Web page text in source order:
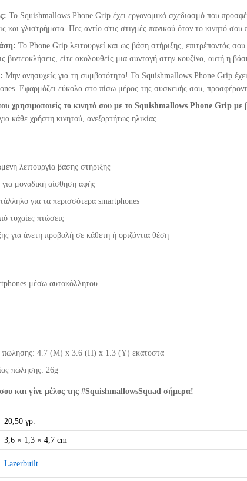
Το Squishmallows Phone Grip έχει εργονομικό σχεδιασμό που
και γλιστρήματα. Πες αντίο στις στιγμές πανικού όταν το κινητό σου
Το Phone Grip λειτουργεί και ως βάση στήριξης, επιτρέποντάς
βιντεοκλήσεις, είτε ακολουθείς μια συνταγή στην κουζίνα, αυτή η
Μην ανησυχείς για τη συμβατότητα! Το Squishmallows Phone Grip
Εφαρμόζει εύκολα στο πίσω μέρος της συσκευής σου,
χρησιμοποιείς το κινητό σου με το Squishmallows Phone Grip με
κάθε χρήστη κινητού, ανεξαρτήτως ηλικίας.
λειτουργία βάσης στήριξης
μοναδική αίσθηση αφής
για τα περισσότερα smartphones
τυχαίες πτώσεις
για άνετη προβολή σε κάθετη ή οριζόντια θέση
μέσω αυτοκόλλητου
πώλησης: 4.7 (Μ) x 3.6 (Π) x 1.3 (Υ) εκατοστά
πώλησης: 26g
και γίνε μέλος της #SquishmallowsSquad σήμερα!
20,50 γρ.
3,6 × 1,3 × 4,7 cm
Lazerbuilt